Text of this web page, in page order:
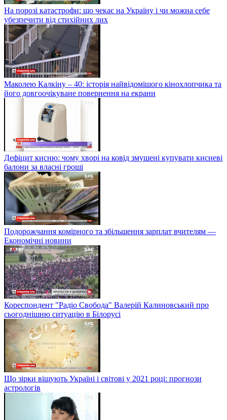
На порозі катастрофи: що чекає на Україну і чи можна себе
убезпечити від стихійних лих
Маколею Калкіну – 40: історія найвідомішого кінохлопчика та
його довгоочікуване повернення на екрани
Дефіцит кисню: чому хворі на ковід змушені купувати кисневі
балони за власні гроші
Подорожчання комірного та збільшення зарплат вчителям —
Економічні новини
Кореспондент "Радіо Свобода" Валерій Калиновський про
сьогоднішню ситуацію в Білорусі
Що зірки віщують Україні і світові у 2021 році: прогнози
астрологів